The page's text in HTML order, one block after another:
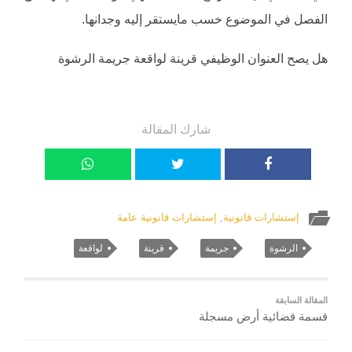
الفصل في الموضوع خسب مايستقر إليه وجدانها.
هل يصح العنوان الوظيفي قرينة لواقعة جريمة الرشوة
شارك المقالة
إستشارات قانونية إستشارات قانونية عامة
الرشوة جريمة قرينة لواقعة
المقالة السابقة
قسمة قضائية أرض مسجلة